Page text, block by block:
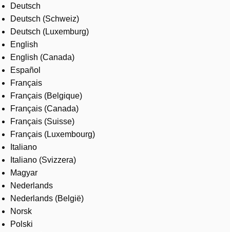
About us
Where to buy
Contact us
Careers
Deutsch
Deutsch (Schweiz)
Deutsch (Luxemburg)
English
English (Canada)
Español
Français
Français (Belgique)
Français (Canada)
Français (Suisse)
Français (Luxembourg)
Italiano
Italiano (Svizzera)
Magyar
Nederlands
Nederlands (België)
Norsk
Polski